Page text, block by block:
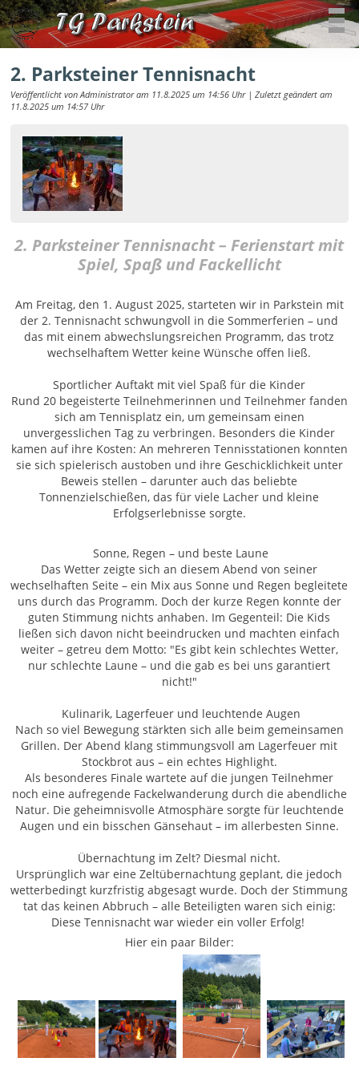
2. Parksteiner Tennisnacht
Veröffentlicht von Administrator am 11.8.2025 um 14:56 Uhr | Zuletzt geändert am
11.8.2025 um 14:57 Uhr
2. Parksteiner Tennisnacht – Ferienstart mit
Spiel, Spaß und Fackellicht
Am Freitag, den 1. August 2025, starteten wir in Parkstein mit
der 2. Tennisnacht schwungvoll in die Sommerferien – und
das mit einem abwechslungsreichen Programm, das trotz
wechselhaftem Wetter keine Wünsche offen ließ.
Sportlicher Auftakt mit viel Spaß für die Kinder
Rund 20 begeisterte Teilnehmerinnen und Teilnehmer fanden
sich am Tennisplatz ein, um gemeinsam einen
unvergesslichen Tag zu verbringen. Besonders die Kinder
kamen auf ihre Kosten: An mehreren Tennisstationen konnten
sie sich spielerisch austoben und ihre Geschicklichkeit unter
Beweis stellen – darunter auch das beliebte
Tonnenzielschießen, das für viele Lacher und kleine
Erfolgserlebnisse sorgte.
Sonne, Regen – und beste Laune
Das Wetter zeigte sich an diesem Abend von seiner
wechselhaften Seite – ein Mix aus Sonne und Regen begleitete
uns durch das Programm. Doch der kurze Regen konnte der
guten Stimmung nichts anhaben. Im Gegenteil: Die Kids
ließen sich davon nicht beeindrucken und machten einfach
weiter – getreu dem Motto: "Es gibt kein schlechtes Wetter,
nur schlechte Laune – und die gab es bei uns garantiert
nicht!"
Kulinarik, Lagerfeuer und leuchtende Augen
Nach so viel Bewegung stärkten sich alle beim gemeinsamen
Grillen. Der Abend klang stimmungsvoll am Lagerfeuer mit
Stockbrot aus – ein echtes Highlight.
Als besonderes Finale wartete auf die jungen Teilnehmer
noch eine aufregende Fackelwanderung durch die abendliche
Natur. Die geheimnisvolle Atmosphäre sorgte für leuchtende
Augen und ein bisschen Gänsehaut – im allerbesten Sinne.
Übernachtung im Zelt? Diesmal nicht.
Ursprünglich war eine Zeltübernachtung geplant, die jedoch
wetterbedingt kurzfristig abgesagt wurde. Doch der Stimmung
tat das keinen Abbruch – alle Beteiligten waren sich einig:
Diese Tennisnacht war wieder ein voller Erfolg!
Hier ein paar Bilder: